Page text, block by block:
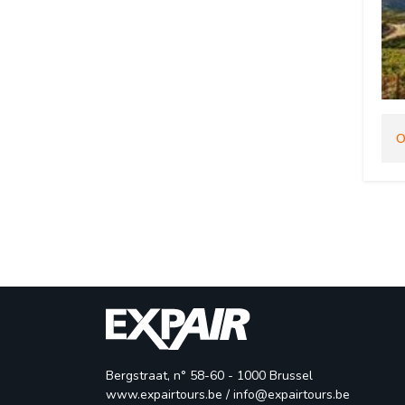
Bergstraat, n° 58-60 - 1000 Brussel
www.expairtours.be / info@expairtours.be